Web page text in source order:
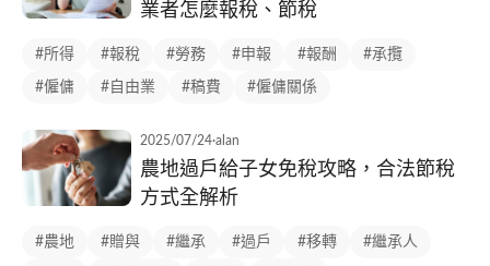
業者怎麼報稅、節稅
#所得 #報稅 #勞務 #申報 #報酬 #承攬
#僱傭 #自由業 #稿費 #僱傭關係
2025/07/24·alan
農地過戶給子女免稅攻略，合法節稅
方式全解析
#農地 #贈與 #繼承 #過戶 #移轉 #繼承人